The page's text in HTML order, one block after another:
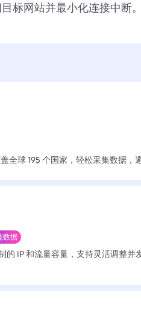
标网站并最小化连接中断。
全球 195 个国家，轻松采集数据，
数据
的 IP 和流量容量，支持灵活调整并